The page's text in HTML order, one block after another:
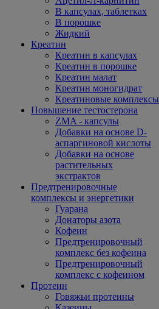
В капсулах, таблетках
В порошке
Жидкий
Креатин
Креатин в капсулах
Креатин в порошке
Креатин малат
Креатин моногидрат
Креатиновые комплексы
Повышение тестостерона
ZMA - капсулы
Добавки на основе D-
аспаргиновой кислоты
Добавки на основе
растительных
экстрактов
Предтренировочные
комплексы и энергетики
Гуарана
Донаторы азота
Кофеин
Предтренировочный
комплекс без кофеина
Предтренировочный
комплекс с кофеином
Протеин
Говяжьи протеины